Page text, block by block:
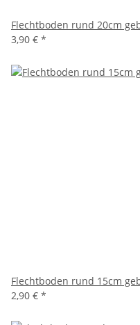
Flechtboden rund 20cm
3,90 € *
Flechtboden rund 15cm
2,90 € *